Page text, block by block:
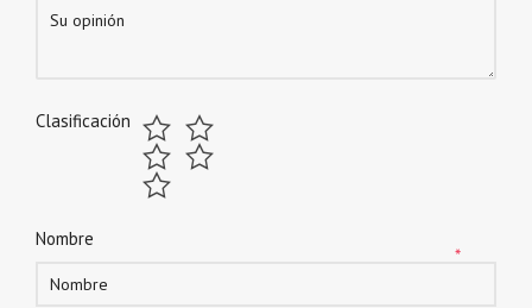
Clasificación
Nombre
*